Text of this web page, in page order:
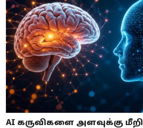
AI கருவிகளை அளவுக்கு மீறி